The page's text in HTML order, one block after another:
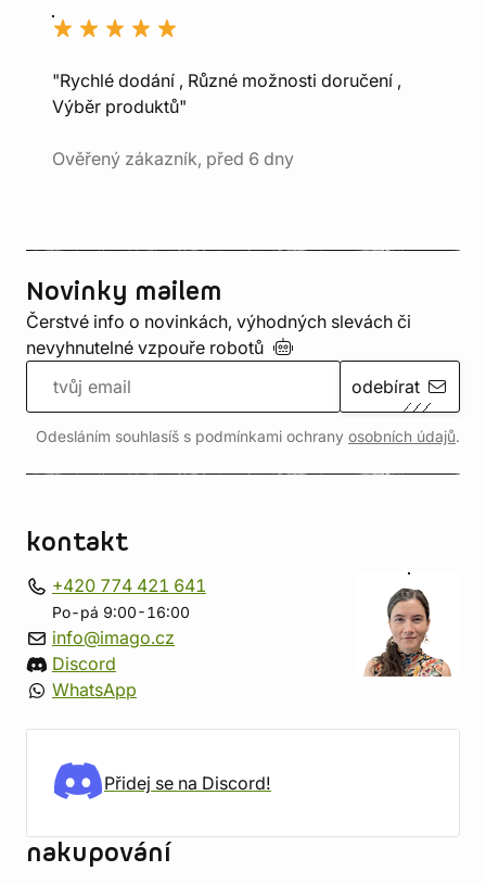
"Rychlé dodání , Různé možnosti doručení ,
Výběr produktů"
Ověřený zákazník, před 6 dny
Novinky mailem
Čerstvé info o novinkách, výhodných slevách či
nevyhnutelné vzpouře robotů
odebírat
Odesláním souhlasíš s podmínkami ochrany osobních údajů.
kontakt
+420 774 421 641
Po-pá 9:00-16:00
info@imago.cz
Discord
WhatsApp
Přidej se na Discord!
nakupování